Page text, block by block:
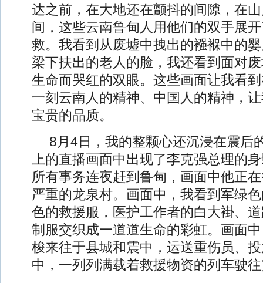
达之前，在大地还在颤抖的间隙，在
间，这些云南鲁甸人用他们的双手展
救。我看到从废墟中拽出的襁褓中的
梁下扶出的老人的脸，我还看到面对
生命而哭红的双眼。这些画面让我看
一刻云南人的精神、中国人的精神，
宝贵的品质。
8月4日，我的整颗心还沉浸在震后
上的直播画面中出现了李克强总理的
所有事务连夜赶到鲁甸，画面中他正
严重的龙泉村。画面中，我看到军绿
色的救援服，医护工作者的白大褂、
制服交织成一道道生命的彩虹。画面
梭来往于县城和震中，运送重伤员、
中，一列列满载着救援物资的列车驶